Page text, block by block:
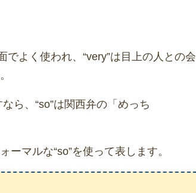
でよく使われ、“very”は目上の人との会
ら、“so”は関西弁の「めっち
マルな“so”を使って表します。